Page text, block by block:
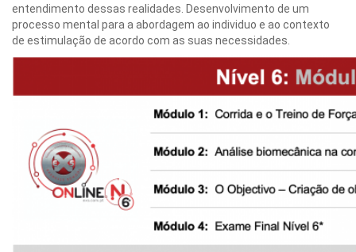
entendimento dessas realidades. Desenvolvimento de um
processo mental para a abordagem ao individuo e ao contexto
de estimulação de acordo com as suas necessidades.